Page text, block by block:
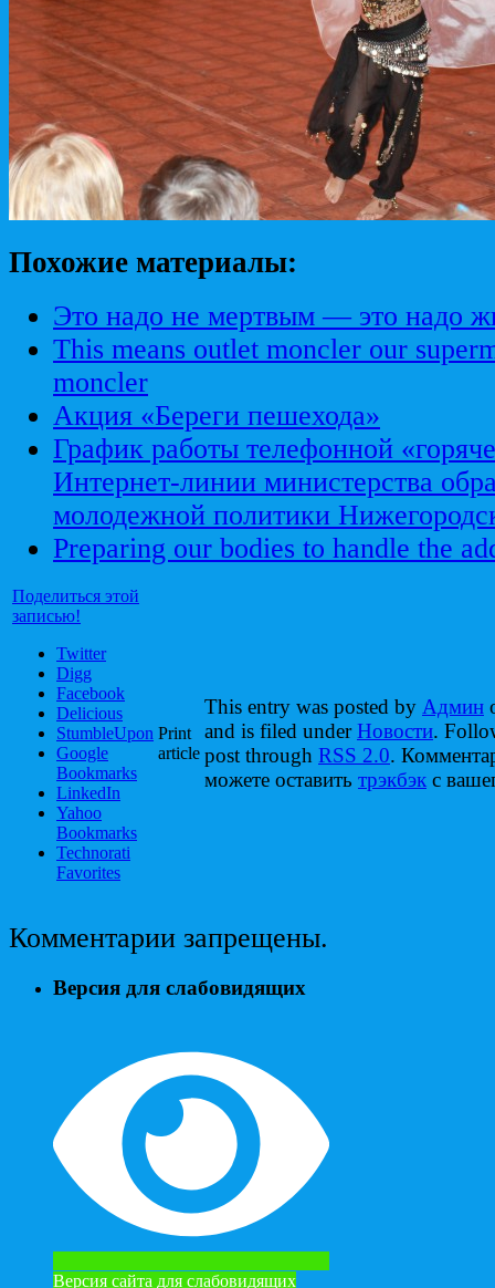
Похожие материалы:
Это надо не мертвым — это надо
This means outlet moncler our
moncler
Акция «Береги пешехода»
График работы телефонной
Интернет-линии министерства
молодежной политики
Preparing our bodies to handle the
Поделиться этой
записью!
Twitter
Digg
Facebook
Delicious
StumbleUpon
Google
Bookmarks
LinkedIn
Yahoo
Bookmarks
Technorati
Favorites
Print
article
This entry was posted by Админ
and is filed underНовости.
post through RSS 2.0.
можете оставить трэкбэк с
Комментарии запрещены.
Версия для слабовидящих
Версия сайта для слабовидящих